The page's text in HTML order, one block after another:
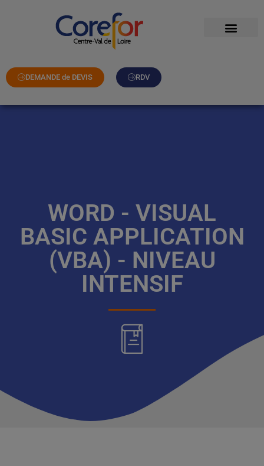
DEMANDE de DEVIS RDV
WORD - VISUAL
BASIC APPLICATION
(VBA) - NIVEAU
INTENSIF